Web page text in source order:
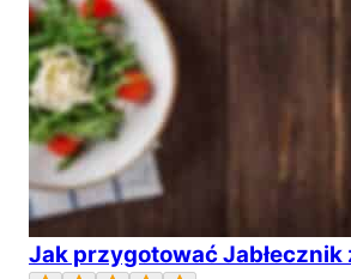
Jak przygotować Jabłecznik